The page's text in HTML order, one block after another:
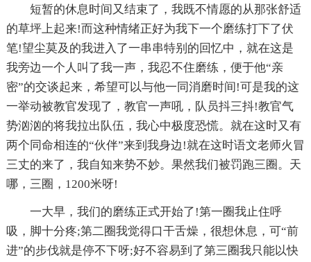
短暂的休息时间又结束了，我既不情愿的从那张舒适
的草坪上起来!而这种情绪正好为我下一个磨练打下了伏
笔!望尘莫及的我进入了一串串特别的回忆中，就在这是
我旁边一个人叫了我一声，我忍不住磨练，便于他“亲
密”的交谈起来，希望可以与他一同消磨时间!可是我的这
一举动被教官发现了，教官一声吼，队员抖三抖!教官气
势汹汹的将我拉出队伍，我心中极度恐慌。就在这时又有
两个同命相连的“伙伴”来到我身边!就在这时语文老师火冒
三丈的来了，我自知来势不妙。果然我们被罚跑三圈。天
哪，三圈，1200米呀!
一大早，我们的磨练正式开始了!第一圈我止住呼
吸，脚十分疼;第二圈我觉得口干舌燥，很想休息，可“前
进”的步伐就是停不下呀;好不容易到了第三圈我只能以快